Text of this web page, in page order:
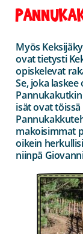
Myös
ovat tietysti
opiskelevat
Se, joka
isät ovat
makoisimmat
oikein
niinpä